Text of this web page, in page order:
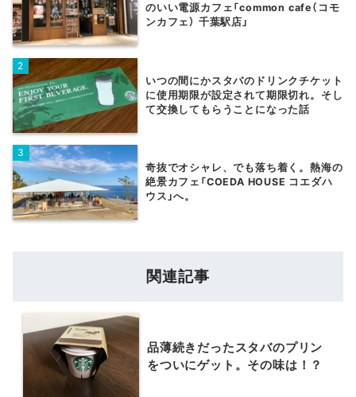
のいい電源カフェ「common cafe（コモ
ンカフェ） 千葉駅店」
いつの間にかスタバのドリンクチケット
に使用期限が設定されて期限切れ。そし
て交換してもらうことになった話
奇抜でオシャレ、でも落ち着く。熱海の
絶景カフェ「COEDA HOUSE コエダハ
ウス」へ。
関連記事
品薄続きだったスタバのプリン
をついにゲット。その味は！？